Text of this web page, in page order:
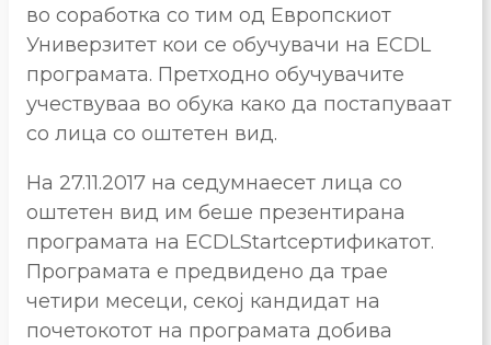
во соработка со тим од Европскиот
Универзитет кои се обучувачи на ECDL
програмата. Претходно обучувачите
учествуваа во обука како да постапуваат
со лица со оштетен вид.
На 27.11.2017 на седумнаесет лица со
оштетен вид им беше презентирана
програмата на ECDLStartсертификатот.
Програмата е предвидено да трае
четири месеци, секој кандидат на
почетокотот на програмата добива